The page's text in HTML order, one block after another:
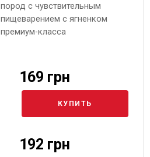
пород с чувствительным
пищеварением с ягненком
премиум-класса
169 грн
КУПИТЬ
192 грн